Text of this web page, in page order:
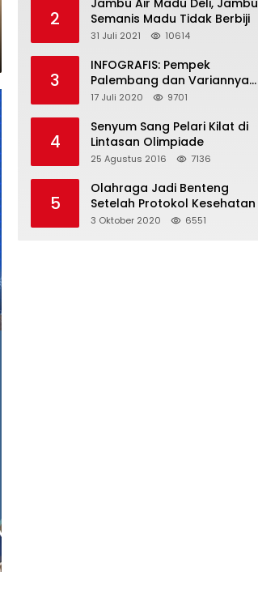
2
Jambu Air Madu Deli, Jambu
Semanis Madu Tidak Berbiji
31 Juli 2021 10614
3
INFOGRAFIS: Pempek
Palembang dan Variannya
yang Melegenda
17 Juli 2020 9701
4
Senyum Sang Pelari Kilat di
Lintasan Olimpiade
25 Agustus 2016 7136
5
Olahraga Jadi Benteng
Setelah Protokol Kesehatan
3 Oktober 2020 6551